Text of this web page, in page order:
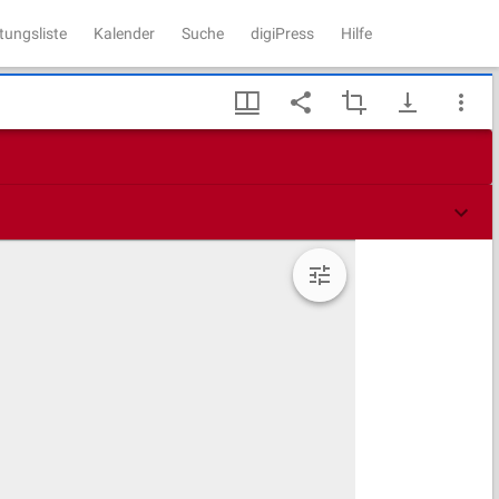
Kalender Suche digiPress Hilfe